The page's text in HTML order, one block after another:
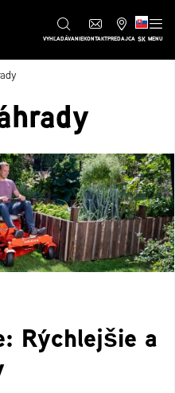
VYHĽADÁVANIEKONTAKTPREDAJCA SK MENU
Rýchlejšie a